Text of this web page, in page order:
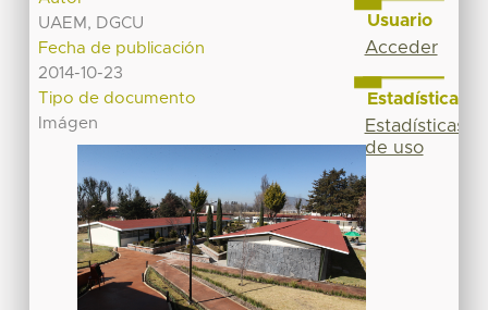
UAEM, DGCU
Fecha de publicación
2014-10-23
Tipo de documento
Imágen
Usuario
Acceder
Estadísticas
Estadísticas
de uso